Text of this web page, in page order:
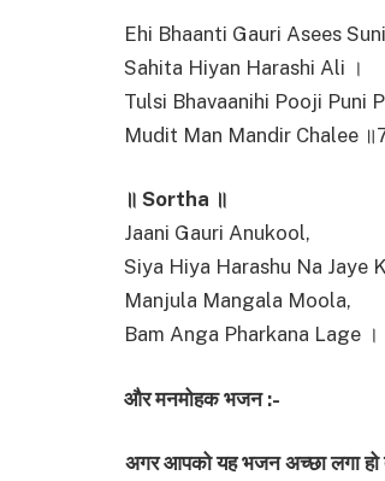
Ehi Bhaanti Gauri Asees
Sahita Hiyan Harashi Ali ।
Tulsi Bhavaanihi Pooji Puni
Mudit Man Mandir Chalee
॥ Sortha ॥
Jaani Gauri Anukool,
Siya Hiya Harashu Na Jaye
Manjula Mangala Moola,
Bam Anga Pharkana Lage ।
और मनमोहक भजन :-
अगर आपको यह भजन अच्छा लगा हो